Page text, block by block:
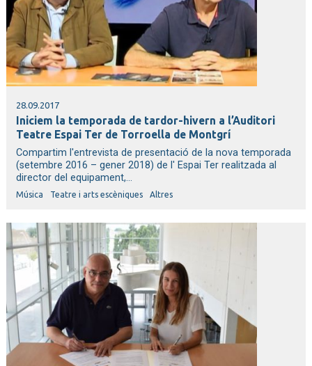
28.09.2017
Iniciem la temporada de tardor-hivern a l’Auditori
Teatre Espai Ter de Torroella de Montgrí
Compartim l'entrevista de presentació de la nova temporada
(setembre 2016 – gener 2018) de l' Espai Ter realitzada al
director del equipament,...
Música Teatre i arts escèniques Altres